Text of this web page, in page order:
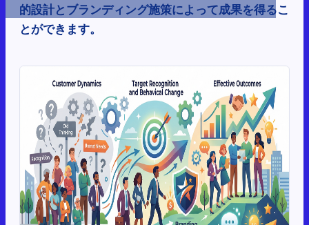
的設計とブランディング施策によって成果を得るこ
とができます。